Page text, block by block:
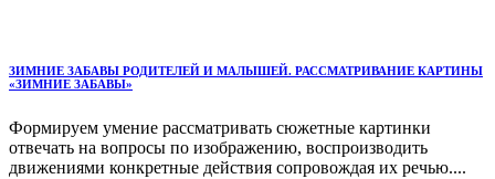
ЗИМНИЕ ЗАБАВЫ РОДИТЕЛЕЙ И МАЛЫШЕЙ. РАССМАТРИВАНИЕ КАРТИНЫ
«ЗИМНИЕ ЗАБАВЫ»
Формируем умение рассматривать сюжетные картинки
отвечать на вопросы по изображению, воспроизводить
движениями конкретные действия сопровождая их речью....